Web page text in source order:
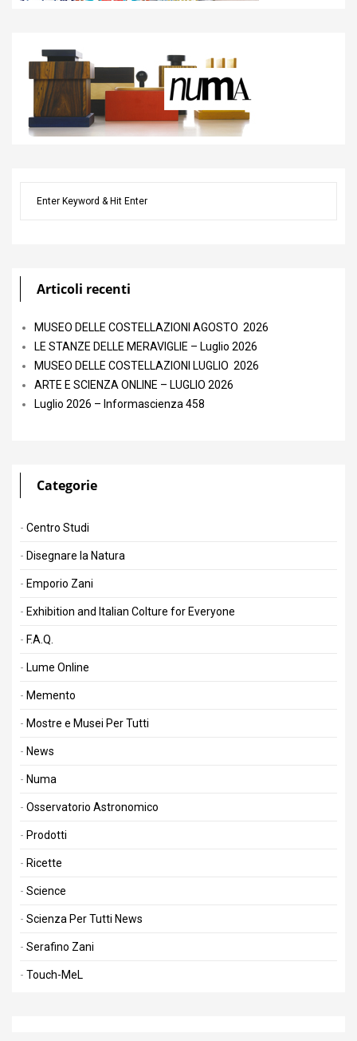
Articoli recenti
MUSEO DELLE COSTELLAZIONI AGOSTO 2026
LE STANZE DELLE MERAVIGLIE – Luglio 2026
MUSEO DELLE COSTELLAZIONI LUGLIO 2026
ARTE E SCIENZA ONLINE – LUGLIO 2026
Luglio 2026 – Informascienza 458
Categorie
Centro Studi
Disegnare la Natura
Emporio Zani
Exhibition and Italian Colture for Everyone
F.A.Q.
Lume Online
Memento
Mostre e Musei Per Tutti
News
Numa
Osservatorio Astronomico
Prodotti
Ricette
Science
Scienza Per Tutti News
Serafino Zani
Touch-MeL